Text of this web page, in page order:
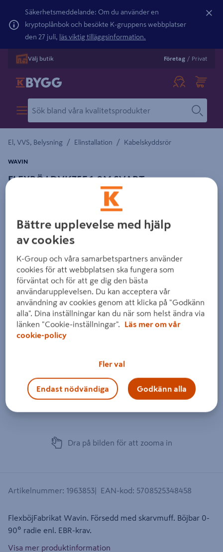
Säkerhetsmeddelande: Om du använder en
kryptoplånbok och besökte K-gruppens webbplatser
den 27 juli, läs viktig tilläggsinformation.
Välj butik Företag / Privat
El, VVS, Belysning / Elinstallation / Kabelskyddsrör
FLEXBÖJ DVK75F 1,0M SVART
WAVIN
Detaljerad beskrivning finns i produktbeskrivningsområdet
Dra på bilden för att zooma in
Artikelnummer: 1963853 EAN-kod: 5708525348458
FlexböjFabrikat Wavin. Försedd med skarvmuff. Böjbar 0-
90º radie enl. EBR-krav.
Visa mer produktinformation
Bättre upplevelse med hjälp
av cookies
K-Group och våra samarbetspartners använder
cookies för att webbplatsen ska fungera som
förväntat och för att ge dig den bästa
användarupplevelsen. Du kan acceptera vår
användning av cookies genom att klicka på "Godkänn
alla". Dina inställningar kan du när som helst ändra via
länken "Cookie-inställningar".
Läs mer om vår
cookie-policy
Fler val
Endast nödvändiga Godkänn alla